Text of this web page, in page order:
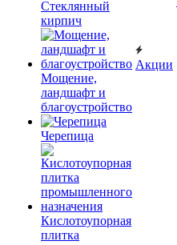
Cтеклянный
кирпич
Мощение,
ландшафт и
благоустройство
Черепица
Кислотоупорная
плитка
Акции